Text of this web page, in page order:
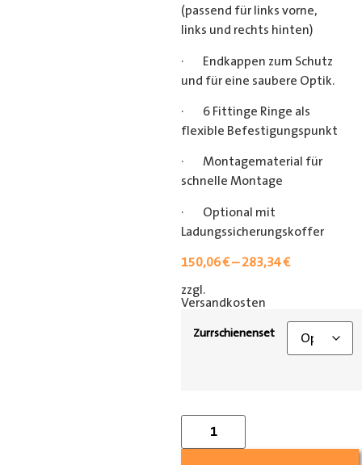
(passend für links vorne,
links und rechts hinten)
· Endkappen zum Schutz
und für eine saubere Optik.
· 6 Fittinge Ringe als
flexible Befestigungspunkt
· Montagematerial für
schnelle Montage
· Optional mit
Ladungssicherungskoffer
150,06€–283,34€
zzgl.
Versandkosten
Zurrschienenset